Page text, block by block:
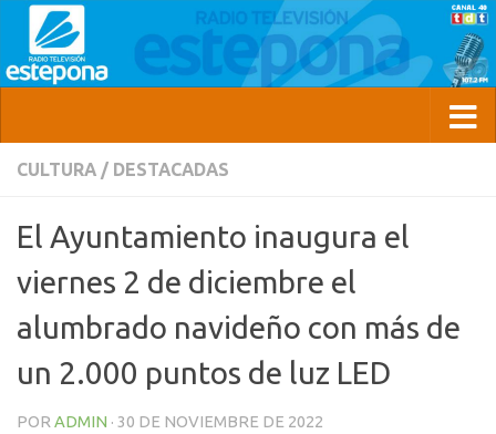
CULTURA / DESTACADAS
El Ayuntamiento inaugura el
viernes 2 de diciembre el
alumbrado navideño con más de
un 2.000 puntos de luz LED
POR ADMIN · 30 DE NOVIEMBRE DE 2022